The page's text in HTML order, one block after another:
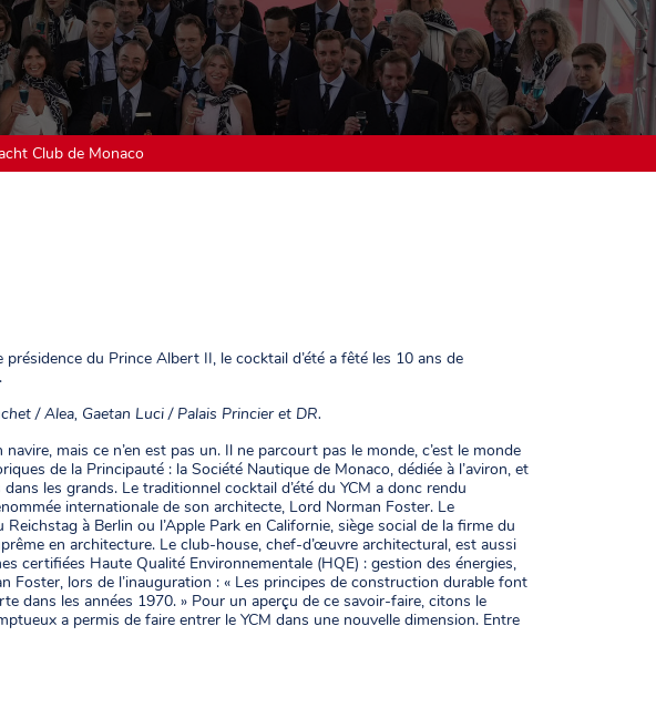
Club de Monaco
du Prince Albert II, le cocktail d’été a fêté les 10 ans de
/ Alea, Gaetan Luci / Palais Princier et DR.
mais ce n’en est pas un. Il ne parcourt pas le monde, c’est le monde
de la Principauté : la Société Nautique de Monaco, dédiée à l’aviron, et
les grands. Le traditionnel cocktail d’été du YCM a donc rendu
internationale de son architecte, Lord Norman Foster. Le
à Berlin ou l’Apple Park en Californie, siège social de la firme du
en architecture. Le club-house, chef-d’œuvre architectural, est aussi
certifiées Haute Qualité Environnementale (HQE) : gestion des énergies,
Foster, lors de l’inauguration : « Les principes de construction durable font
dans les années 1970. » Pour un aperçu de ce savoir-faire, citons le
a permis de faire entrer le YCM dans une nouvelle dimension. Entre